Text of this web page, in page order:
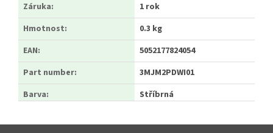
Záruka:
1 rok
Hmotnost:
0.3 kg
EAN:
5052177824054
Part number:
3MJM2PDWI01
Barva: Stříbrná